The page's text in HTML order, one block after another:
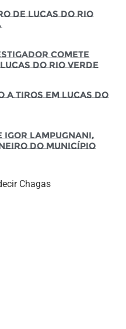
de Lucas do Rio
comete
do Rio Verde
a tiros em Lucas do
Igor Lampugnani,
do município
Chagas